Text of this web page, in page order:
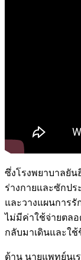
ซึ่งโรงพยาบาลยัน
ร่างกายและซักปร
และวางแผนการรั
ไม่มีค่าใช้จ่ายตล
กลับมาเดินและใช้
ด้าน นายแพทย์นเ